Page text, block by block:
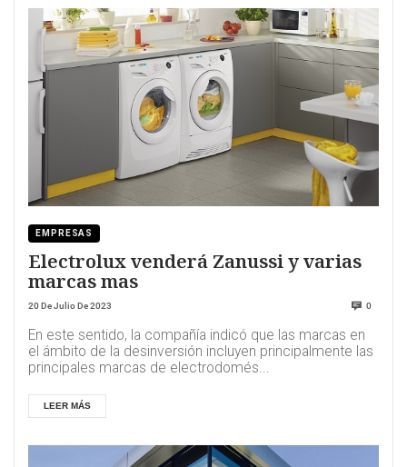
EMPRESAS
Electrolux venderá Zanussi y varias
marcas mas
20 De Julio De 2023 0
En este sentido, la compañía indicó que las marcas en
el ámbito de la desinversión incluyen principalmente las
principales marcas de electrodomés...
LEER MÁS